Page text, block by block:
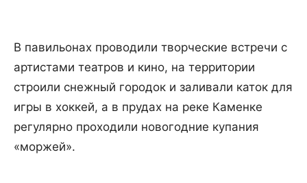
В павильонах проводили творческие встречи с
артистами театров и кино, на территории
строили снежный городок и заливали каток для
игры в хоккей, а в прудах на реке Каменке
регулярно проходили новогодние купания
«моржей».